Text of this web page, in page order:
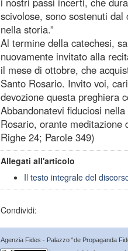
scivolose, sono sostenuti
nella storia.”
Al termine della catechesi,
nuovamente invitato alla
il mese di ottobre, che
Santo Rosario. Invito voi,
devozione questa preghiera
Abbandonatevi fiduciosi
Rosario, orante meditazione
Righe 24; Parole 349)
Allegati all'articolo
Il testo integrale del
Condividi:
Agenzia Fides - Palazzo “de Propaganda